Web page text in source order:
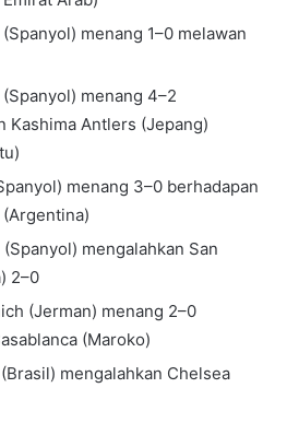
menang 1–0 melawan
menang 4–2
Kashima Antlers (Jepang)
menang 3–0 berhadapan
mengalahkan San
2–0
(Jerman) menang 2–0
(Maroko)
mengalahkan Chelsea